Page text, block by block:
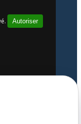
Autoriser